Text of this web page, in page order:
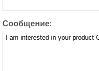
Сообщение: